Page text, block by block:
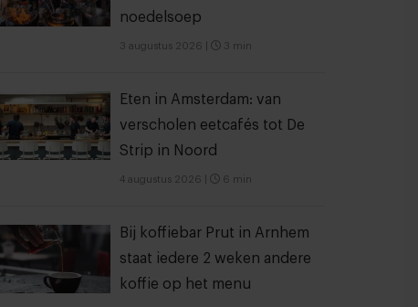
noedelsoep
3 augustus 2026 3 min
Eten in Amsterdam: van
verscholen eetcafés tot De
Strip in Noord
4 augustus 2026 6 min
Bij koffiebar Prut in Arnhem
staat iedere 2 weken andere
koffie op het menu